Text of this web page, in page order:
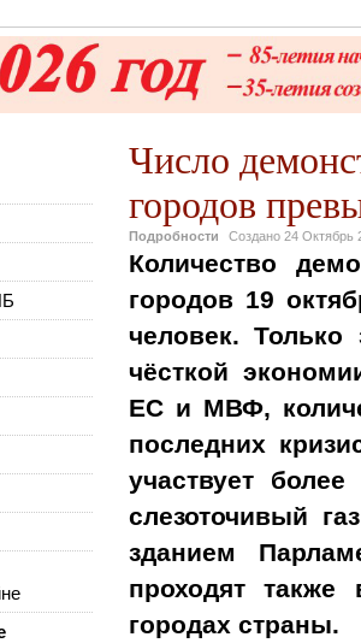
Число
городов
Подробности Создано 24 Октябрь
Количество
городов 19
человек.
чёсткой
ЕС и МВФ,
последних
участвует
слезоточивый
зданием
проходят
городах страны.